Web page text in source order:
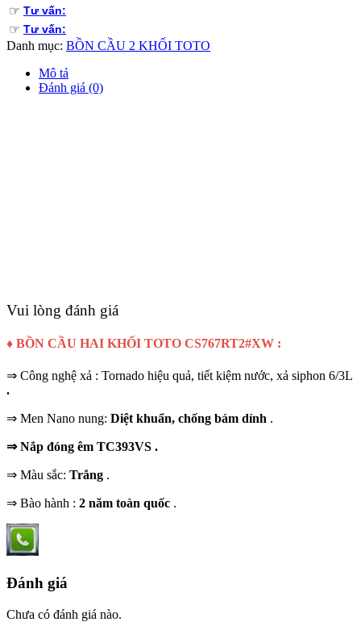
☞ Tư vấn:
☞ Tư vấn:
Danh mục: BỒN CẦU 2 KHỐI TOTO
Mô tả
Đánh giá (0)
Vui lòng đánh giá
♦ BỒN CẦU HAI KHỐI TOTO CS767RT2#XW :
⇒ Công nghệ xả : Tornado hiệu quả, tiết kiệm nước, xả siphon 6/3L
.
⇒ Men Nano nung: Diệt khuẩn, chống bám dính .
⇒Nắp đóng êm TC393VS .
⇒ Màu sắc: Trắng .
⇒ Bào hành : 2 năm toàn quốc .
Đánh giá
Chưa có đánh giá nào.